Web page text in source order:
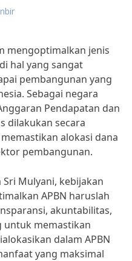
mengoptimalkan jenis
hal yang sangat
pembangunan yang
Sebagai negara
Pendapatan dan
dilakukan secara
alokasi dana
pembangunan.
Mulyani, kebijakan
APBN haruslah
akuntabilitas,
untuk memastikan
dalam APBN
yang maksimal